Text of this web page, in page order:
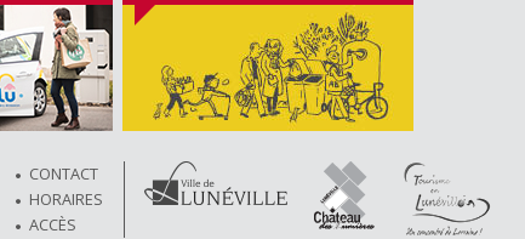
CONTACT
HORAIRES
ACCÈS